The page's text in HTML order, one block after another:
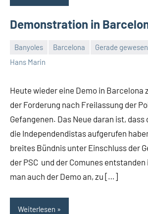
Demonstration in
Banyoles Barcelona Gerade gewesen
Hans Marin
Heute wieder eine Demo in Barcelona
der Forderung nach Freilassung der
Gefangenen. Das Neue daran ist,
die Independendistas aufgerufen
breites Bündnis unter Einschluss der
der PSC und der Comunes
man auch der Demo an, zu […]
Weiterlesen